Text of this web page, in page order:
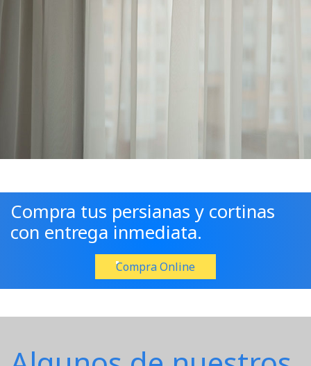
VER CATÁLOGO
Compra tus persianas y cortinas
con entrega inmediata.
Compra Online